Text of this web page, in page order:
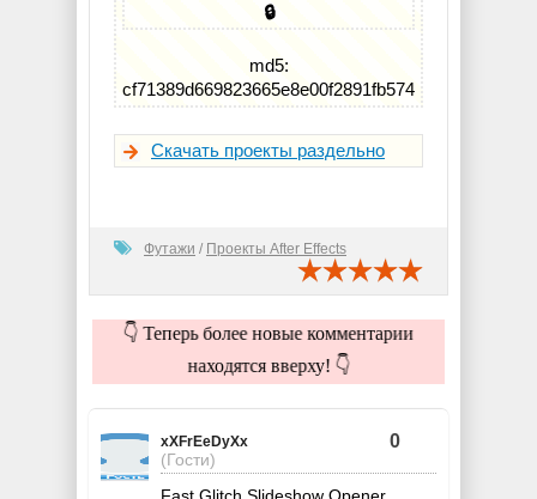
🔒
md5:
cf71389d669823665e8e00f2891fb574
Скачать проекты раздельно
Футажи / Проекты After Effects
👇 Теперь более новые комментарии
находятся вверху! 👇
xXFrEeDyXx
(Гости)
0